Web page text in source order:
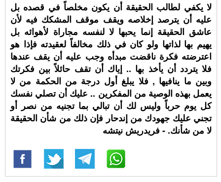
لا يكفي لطالب الحقيقة أن يكون مخلصاً في قصده بل
عليه أن يترصد إخلاصه ويقف موقف المشكك فيه لأن
عاشق الحقيقة إنما يحبها لا لنفسه مجاراة لأهوائه بل
يهيم بها لذاتها ولو كان في ذلك مخالفاً لعقيدته فإذا هو
اعترضته فكرة ناقضت مبدأه وجب عليه أن يقف عندها
فلا يتردد أن يأخذ بها .. إياك أن تقف حائلاً بين فكرتك
وبين ما ينافيها , فلا يبلغ أول درجة من الحكمة من لا
يعمل بهذه الوصية من المفكرين .. عليك أن تصلي نفسك
كل يوم حرباً وليس لك أن تبالي بما تجنيه من نصر أو
تجني عليك جهودك من إندحار فإن ذلك من شأن الحقيقة
لا من شأنك. - فريدريش نيتشه